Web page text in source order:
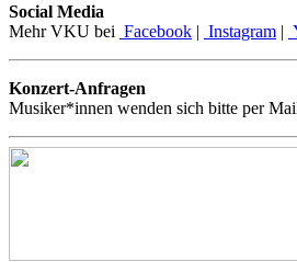
Social Media
Mehr VKU bei Facebook | Instagram |
Konzert-Anfragen
Musiker*innen wenden sich bitte per